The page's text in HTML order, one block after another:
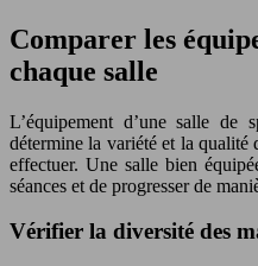
Comparer les
chaque salle
L’équipement d’une salle
détermine la variété et la qualité
effectuer. Une salle bien
séances et de progresser de
Vérifier la diversité des